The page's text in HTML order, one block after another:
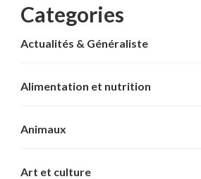
Categories
Actualités & Généraliste
Alimentation et nutrition
Animaux
Art et culture